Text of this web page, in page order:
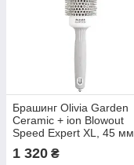
Брашинг Olivia Garden
Ceramic + ion Blowout
Speed Expert XL, 45 мм
1 320 ₴